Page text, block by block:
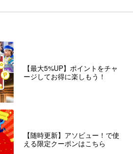
【最大5%UP】ポイントをチャ
ージしてお得に楽しもう！
【随時更新】アソビュー！で使
える限定クーポンはこちら